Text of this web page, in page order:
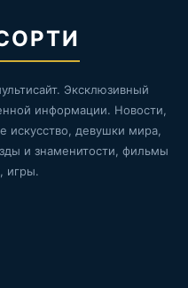
Эксклюзивный
информации. Новости,
искусство, девушки мира,
и знаменитости, фильмы
игры.